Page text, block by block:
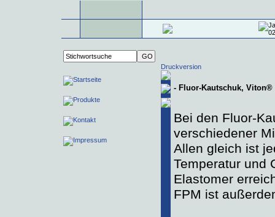
Druckversion
- Fluor-Kautschuk, Viton®
Bei den Fluor-
verschiedener
Allen gleich ist
Temperatur und
Elastomer
FPM ist